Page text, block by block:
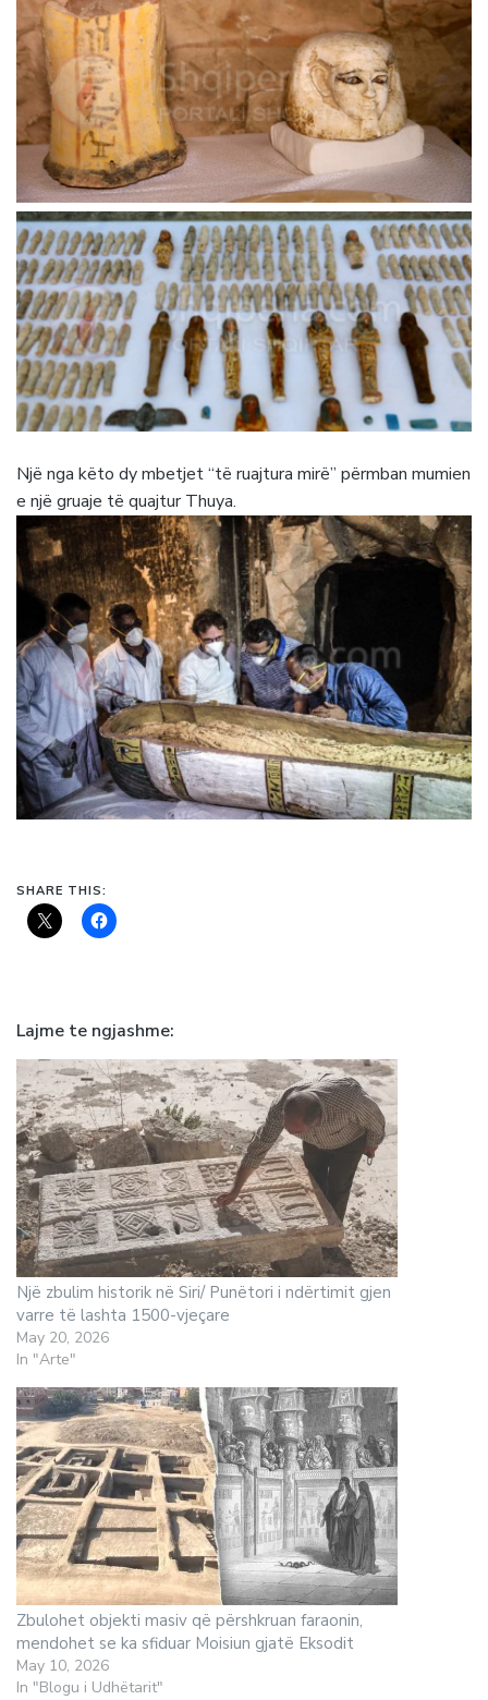
Një nga këto dy mbetjet “të ruajtura mirë” përmban mumien
e një gruaje të quajtur Thuya.
SHARE THIS:
Lajme te ngjashme
Një zbulim historik në Siri/ Punëtori i ndërtimit gjen
varre të lashta 1500-vjeçare
May 20, 2026
In "Arte"
Zbulohet objekti masiv që përshkruan faraonin,
mendohet se ka sfiduar Moisiun gjatë Eksodit
May 10, 2026
In "Blogu i Udhëtarit"